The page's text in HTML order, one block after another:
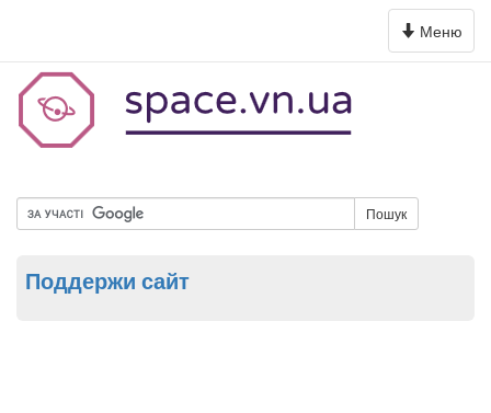
Toggle
navigation
Меню
Пошук
Поддержи сайт